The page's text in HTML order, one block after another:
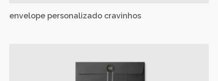
envelope personalizado cravinhos